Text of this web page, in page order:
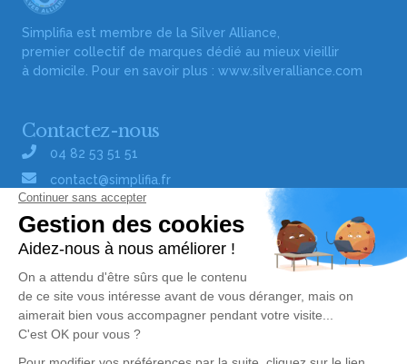
Simplifia est membre de la Silver Alliance,
premier collectif de marques dédié au mieux vieillir
à domicile. Pour en savoir plus : www.silveralliance.com
Contactez-nous
04 82 53 51 51
contact@simplifia.fr
Réseaux sociaux
Liens utiles
Publier un avis de décès